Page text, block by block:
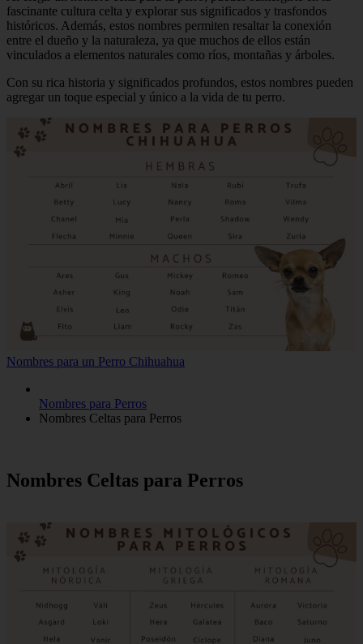
fascinante cultura celta y explorar sus significados y trasfondos
históricos. Además, estos nombres permiten resaltar la conexión
entre el dueño y la naturaleza, ya que muchos de ellos están
vinculados a elementos naturales como ríos, montañas y árboles.
Con su rica historia y significados profundos, estos nombres pueden
agregar un toque especial y único a la vida de tu perro.
Nombres para un Perro Chihuahua
Nombres para Perros
Nombres Celtas para Perros
Nombres Celtas para Perros